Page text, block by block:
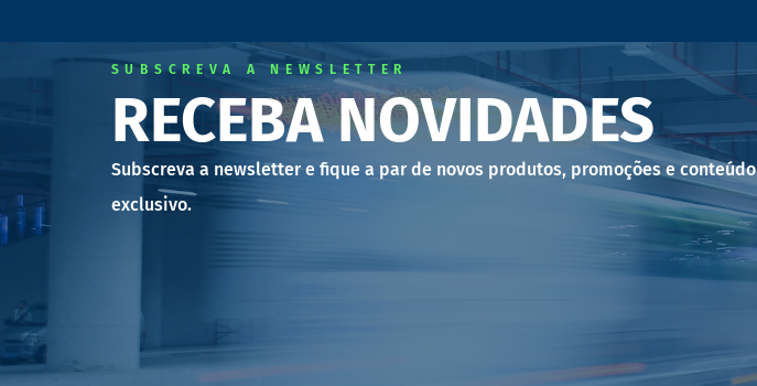
SUBSCREVA A NEWSLETTER
RECEBA NOVIDADES
Subscreva a newsletter e fique a par de novos produtos, promoções e conteúdo
exclusivo.